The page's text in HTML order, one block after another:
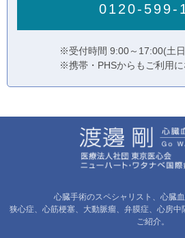
0120-599-
※受付時間 9:00～17:00(土
※携帯・PHSからもご利用に
心臓手術のスペシャリスト、心臓血
狭心症、心筋梗塞、大動脈瘤、弁膜症、心房
ご紹介。